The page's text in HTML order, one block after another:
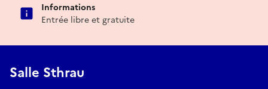
Informations
Entrée libre et gratuite
Salle Sthrau